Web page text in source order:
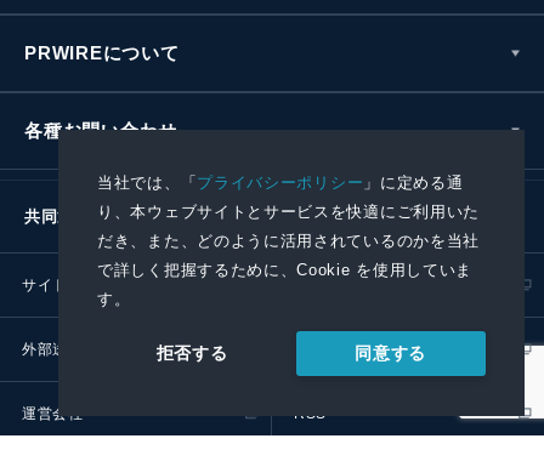
当社では、「プライバシーポリシー 」に定める通
り、本ウェブサイトとサービスを快適にご利用いた
だき、また、どのように活用されているのかを当社
で詳しく把握するために、Cookie を使用していま
す。
拒否する 同意する
PRWIREについて
各種お問い合わせ
共同通信社グループ
サイトポリシー
外部送信ポリシー プレスリリース取扱基準
運営会社 RSS